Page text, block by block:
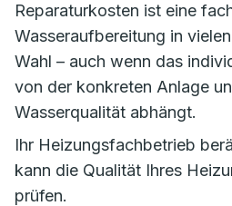
Reparaturkosten ist eine
Wasseraufbereitung in
Wahl – auch wenn das
von der konkreten Anlage
Wasserqualität abhängt.
Ihr Heizungsfachbetrieb
kann die Qualität Ihres
prüfen.